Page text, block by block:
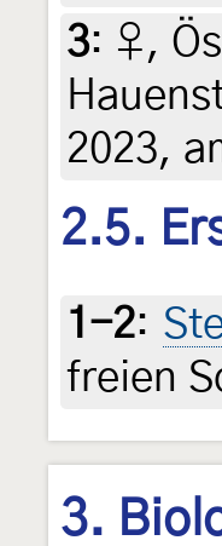
3: ♀,
2023,
2.5.
1-2:
freien
3.